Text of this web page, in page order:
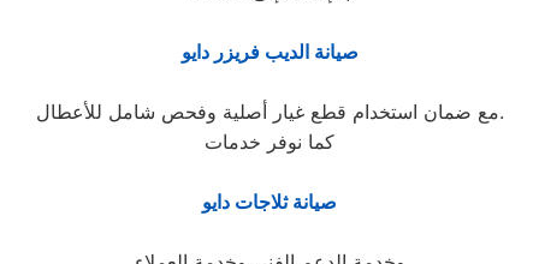
صيانة الديب فريزر دايو
مع ضمان استخدام قطع غيار أصلية وفحص شامل للأعطال.
كما نوفر خدمات
صيانة ثلاجات دايو